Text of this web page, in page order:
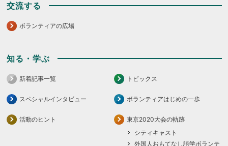
交流する
ボランティアの広場
知る・学ぶ
新着記事一覧 トピックス
スペシャルインタビュー ボランティアはじめの一歩
活動のヒント
東京2020大会の軌跡
シティキャスト
外国人おもてなし語学ボランテ